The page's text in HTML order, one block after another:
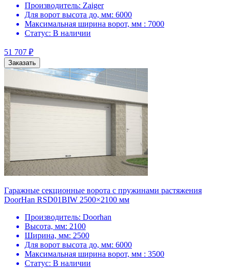
Производитель: Zaiger
Для ворот высота до, мм: 6000
Максимальная ширина ворот, мм : 7000
Статус: В наличии
51 707 ₽
Заказать
Гаражные секционные ворота с пружинами растяжения
DoorHan RSD01BIW 2500×2100 мм
Производитель: Doorhan
Высота, мм: 2100
Ширина, мм: 2500
Для ворот высота до, мм: 6000
Максимальная ширина ворот, мм : 3500
Статус: В наличии